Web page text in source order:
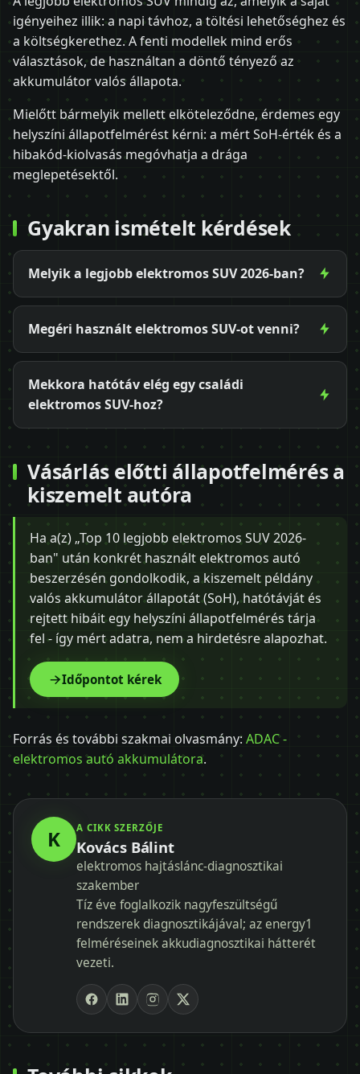
igényeihez illik: a napi távhoz, a töltési lehetőséghez és
a költségkerethez. A fenti modellek mind erős
választások, de használtan a döntő tényező az
akkumulátor valós állapota.
Mielőtt bármelyik mellett elköteleződne, érdemes egy
helyszíni állapotfelmérést kérni: a mért SoH-érték és a
hibakód-kiolvasás megóvhatja a drága
meglepetésektől.
Gyakran ismételt kérdések
Melyik a legjobb elektromos SUV 2026-ban?
Megéri használt elektromos SUV-ot venni?
Mekkora hatótáv elég egy családi
elektromos SUV-hoz?
Vásárlás előtti állapotfelmérés a
kiszemelt autóra
Ha a(z) „Top 10 legjobb elektromos SUV 2026-
ban" után konkrét használt elektromos autó
beszerzésén gondolkodik, a kiszemelt példány
valós akkumulátor állapotát (SoH), hatótávját és
rejtett hibáit egy helyszíni állapotfelmérés tárja
fel - így mért adatra, nem a hirdetésre alapozhat.
Időpontot kérek
Forrás és további szakmai olvasmány:ADAC -
elektromos autó akkumulátora.
K A CIKK SZERZŐJE
Kovács Bálint
elektromos hajtáslánc-diagnosztikai
szakember
Tíz éve foglalkozik nagyfeszültségű
rendszerek diagnosztikájával; az energy1
felméréseinek akkudiagnosztikai hátterét
vezeti.